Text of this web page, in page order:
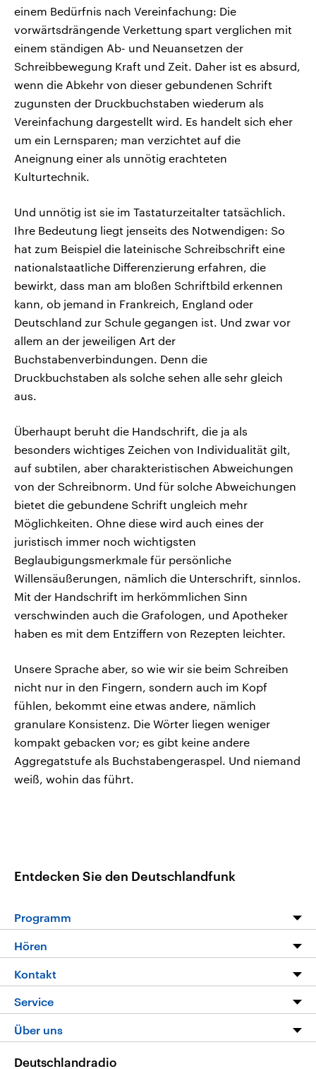
einem Bedürfnis nach Vereinfachung: Die
vorwärtsdrängende Verkettung spart verglichen mit
einem ständigen Ab- und Neuansetzen der
Schreibbewegung Kraft und Zeit. Daher ist es absurd,
wenn die Abkehr von dieser gebundenen Schrift
zugunsten der Druckbuchstaben wiederum als
Vereinfachung dargestellt wird. Es handelt sich eher
um ein Lernsparen; man verzichtet auf die
Aneignung einer als unnötig erachteten
Kulturtechnik.
Und unnötig ist sie im Tastaturzeitalter tatsächlich.
Ihre Bedeutung liegt jenseits des Notwendigen: So
hat zum Beispiel die lateinische Schreibschrift eine
nationalstaatliche Differenzierung erfahren, die
bewirkt, dass man am bloßen Schriftbild erkennen
kann, ob jemand in Frankreich, England oder
Deutschland zur Schule gegangen ist. Und zwar vor
allem an der jeweiligen Art der
Buchstabenverbindungen. Denn die
Druckbuchstaben als solche sehen alle sehr gleich
aus.
Überhaupt beruht die Handschrift, die ja als
besonders wichtiges Zeichen von Individualität gilt,
auf subtilen, aber charakteristischen Abweichungen
von der Schreibnorm. Und für solche Abweichungen
bietet die gebundene Schrift ungleich mehr
Möglichkeiten. Ohne diese wird auch eines der
juristisch immer noch wichtigsten
Beglaubigungsmerkmale für persönliche
Willensäußerungen, nämlich die Unterschrift, sinnlos.
Mit der Handschrift im herkömmlichen Sinn
verschwinden auch die Grafologen, und Apotheker
haben es mit dem Entziffern von Rezepten leichter.
Unsere Sprache aber, so wie wir sie beim Schreiben
nicht nur in den Fingern, sondern auch im Kopf
fühlen, bekommt eine etwas andere, nämlich
granulare Konsistenz. Die Wörter liegen weniger
kompakt gebacken vor; es gibt keine andere
Aggregatstufe als Buchstabengeraspel. Und niemand
weiß, wohin das führt.
Entdecken Sie den Deutschlandfunk
Programm
Die Nachrichten
Nachrichtenleicht
Neue Beiträge auf dlf.de
Hören
Livestream
Podcasts
Deutschlandfunk App
Nachrichten App
Kontakt
Hörerservice
Service
FAQ
Über uns
Deutschlandradio